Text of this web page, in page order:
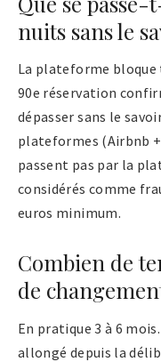
nuits sans le
La plateforme bloque
90e réservation
dépasser sans le
plateformes (Airbnb +
passent pas par la
considérés comme
euros minimum.
Combien de
de
En pratique 3 à 6
allongé depuis la